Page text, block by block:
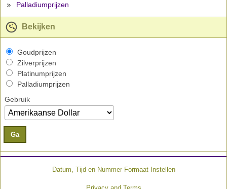
Palladiumprijzen
Bekijken
Goudprijzen
Zilverprijzen
Platinumprijzen
Palladiumprijzen
Gebruik
Ga
Datum, Tijd en Nummer Formaat Instellen
Privacy and Terms